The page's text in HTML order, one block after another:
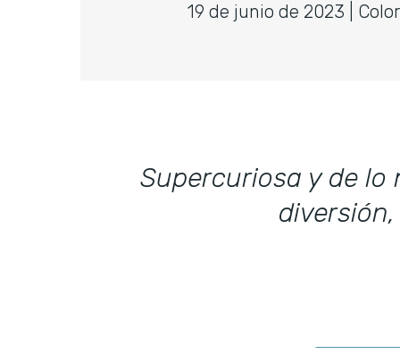
19 de junio de 2023 |
Supercuriosa y de lo